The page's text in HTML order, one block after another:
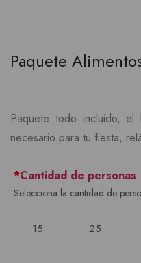
Paquete
Paquete todo incluido,
necesario para tu fiesta,
*Cantidad de personas
Selecciona la cantidad de
15 25